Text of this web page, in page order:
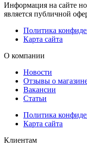
Информация на сайте
является публичной
Политика
Карта сайта
О компании
Новости
Отзывы о
Вакансии
Статьи
Политика
Карта сайта
Клиентам